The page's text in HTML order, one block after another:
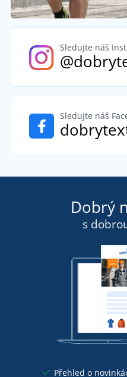
Sledujte náš
Sledujte náš
Dobrý
s
Přehled o